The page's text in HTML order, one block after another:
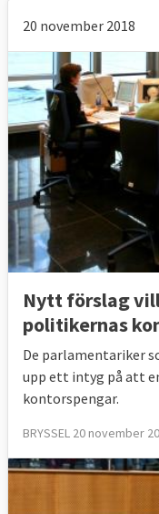
20 november 2018
Nytt förslag
politikernas
De parlamentariker
upp ett intyg på att
kontorspengar.
BRYSSEL 20 november